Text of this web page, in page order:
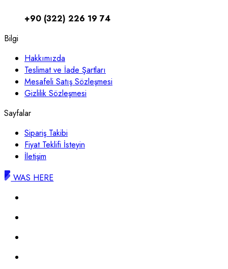
+90 (322) 226 19 74
Bilgi
Hakkımızda
Teslimat ve İade Şartları
Mesafeli Satış Sözleşmesi
Gizlilik Sözleşmesi
Sayfalar
Sipariş Takibi
Fiyat Teklifi İsteyin
İletişim
WAS HERE